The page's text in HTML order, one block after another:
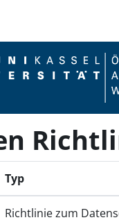
Typ
Richtlinie zum